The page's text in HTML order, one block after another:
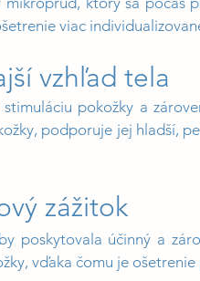
viac
vzhľad tela
pokožky a
podporuje jej hladší,
zážitok
poskytovala účinný a
vďaka čomu je